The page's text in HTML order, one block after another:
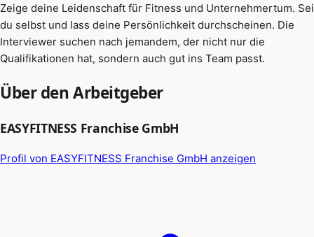
Zeige deine Leidenschaft für Fitness und Unternehmertum. Sei
du selbst und lass deine Persönlichkeit durchscheinen. Die
Interviewer suchen nach jemandem, der nicht nur die
Qualifikationen hat, sondern auch gut ins Team passt.
Über den Arbeitgeber
EASYFITNESS Franchise GmbH
Profil von EASYFITNESS Franchise GmbH anzeigen